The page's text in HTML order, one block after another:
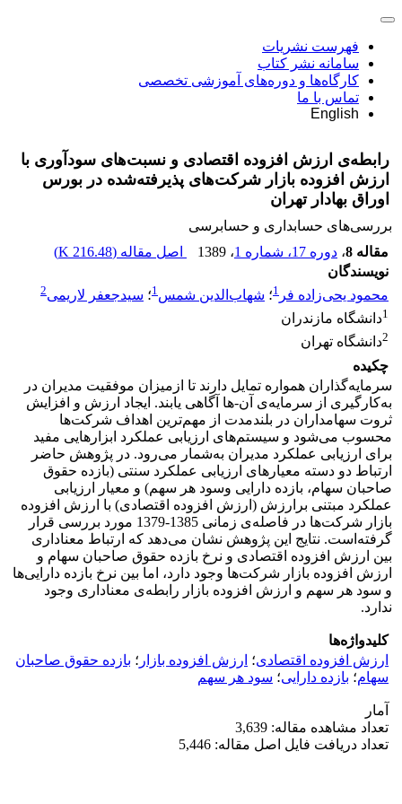
فهرست نشریات
سامانه نشر کتاب
کارگاه‌ها و دوره‌های آموزشی تخصصی
تماس با ما
English
رابطه‌ی ارزش افزوده اقتصادی و نسبت‌‌های سودآوری با
ارزش افزوده بازار شرکت‌‌های پذیرفته‌شده در بورس
اوراق بهادار تهران
بررسی‏‌های حسابداری و حسابرسی
مقاله 8
، دوره 17، شماره 1 ، 1389 اصل مقاله (216.48 K
)
نویسندگان
محمود یحی‌زاده فر 1؛ شهاب‌الدین شمس1؛ سیدجعفر لاریمی2
1دانشگاه مازندران
2دانشگاه تهران
چکیده
سرمایه‌گذاران همواره تمایل دارند تا ازمیزان موفقیت مدیران در
به‌کارگیری از سرمایه‌ی آن-ها آگاهی یابند. ایجاد ارزش و افزایش
ثروت سهامداران در بلندمدت از مهم‌ترین اهداف شرکت‌ها
محسوب می‌شود و سیستم‌های ارزیابی عملکرد ابزارهایی مفید
برای ارزیابی عملکرد مدیران به‌شمار می‌رود. در پژوهش حاضر
ارتباط دو دسته معیارهای ارزیابی عملکرد سنتی (بازده حقوق
صاحبان سهام، بازده دارایی وسود هر سهم) و معیار ارزیابی
عملکرد مبتنی برارزش (ارزش افزوده اقتصادی) با ارزش افزوده
بازار شرکت‌ها در فاصله‌ی زمانی 1385-1379 مورد بررسی قرار
گرفته‌است. نتایج این پژوهش نشان می‌دهد که ارتباط معناداری
بین ارزش افزوده اقتصادی و نرخ بازده حقوق صاحبان سهام و
ارزش افزوده بازار شرکت‌ها وجود دارد، اما بین نرخ بازده دارایی‌ها
و سود هر سهم و ارزش افزوده بازار رابطه‌ی معناداری وجود
ندارد.
کلیدواژه‌ها
ارزش افزوده اقتصادی؛ ارزش افزوده بازار ؛ بازده حقوق صاحبان
سهام؛ بازده دارایی؛ سود هر سهم
آمار
تعداد مشاهده مقاله: 3,639
تعداد دریافت فایل اصل مقاله: 5,446